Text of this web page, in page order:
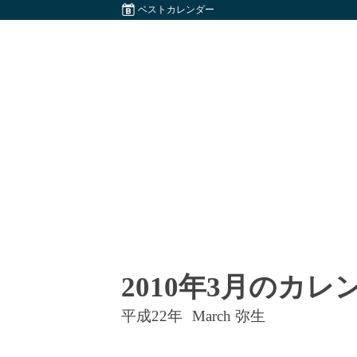
ベストカレンダー
2010年3月のカレ
平成22年 March 弥生